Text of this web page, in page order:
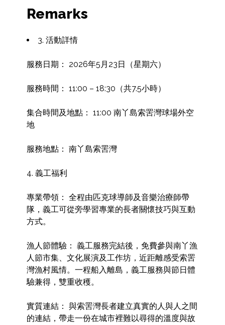
Remarks
3. 活動詳情
服務日期： 2026年5月23日（星期六）
服務時間： 11:00 – 18:30（共7.5小時）
集合時間及地點： 11:00 南丫島索罟灣球場外空
地
服務地點： 南丫島索罟灣
4. 義工福利
專業帶領： 全程由匹克球導師及音樂治療師帶
隊，義工可從旁學習專業的長者關懷技巧與互動
方式。
漁人節體驗： 義工服務完結後，免費參與南丫漁
人節市集、文化展演及工作坊，近距離感受索罟
灣漁村風情。一程船入離島，義工服務與節日體
驗兼得，雙重收穫。
實質連結： 與索罟灣長者建立真實的人與人之間
的連結，帶走一份在城市裡難以尋得的溫度與故